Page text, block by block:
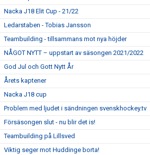
Nacka J18 Elit Cup - 21/22
Ledarstaben - Tobias Jansson
Teambuilding - tillsammans mot nya höjder
NÅGOT NYTT – uppstart av säsongen 2021/2022
God Jul och Gott Nytt År
Årets kaptener
Nacka J18 cup
Problem med ljudet i sändningen svenskhockey.tv
Försäsongen slut - nu blir det is!
Teambuilding på Lillsved
Viktig seger mot Huddinge borta!